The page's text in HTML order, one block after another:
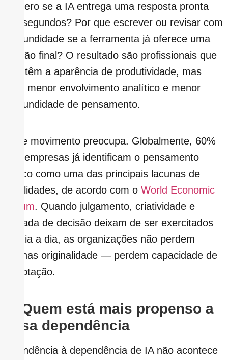
do zero se a IA entrega uma resposta pronta
em segundos? Por que escrever ou revisar com
profundidade se a ferramenta já oferece uma
versão final? O resultado são profissionais que
mantêm a aparência de produtividade, mas
com menor envolvimento analítico e menor
profundidade de pensamento.
Esse movimento preocupa. Globalmente, 60%
das empresas já identificam o pensamento
crítico como uma das principais lacunas de
habilidades, de acordo com o World Economic
Forum. Quando julgamento, criatividade e
tomada de decisão deixam de ser exercitados
no dia a dia, as organizações não perdem
apenas originalidade — perdem capacidade de
adaptação.
2. Quem está mais propenso a
essa dependência
A tendência à dependência de IA não acontece